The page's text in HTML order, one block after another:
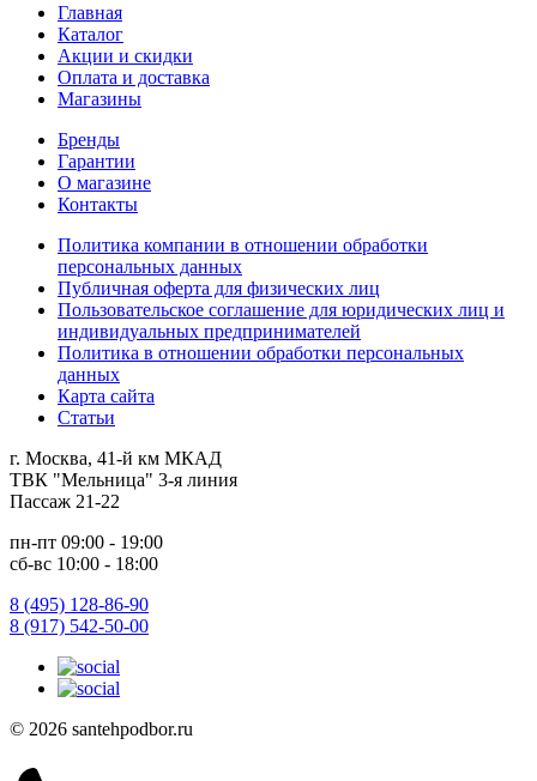
Главная
Каталог
Акции и скидки
Оплата и доставка
Магазины
Бренды
Гарантии
О магазине
Контакты
Политика компании в отношении обработки
персональных данных
Публичная оферта для физических лиц
Пользовательское соглашение для юридических лиц и
индивидуальных предпринимателей
Политика в отношении обработки персональных
данных
Карта сайта
Статьи
г. Москва, 41-й км МКАД
ТВК "Мельница" 3-я линия
Пассаж 21-22
пн-пт 09:00 - 19:00
сб-вс 10:00 - 18:00
8 (495) 128-86-90
8 (917) 542-50-00
© 2026 santehpodbor.ru